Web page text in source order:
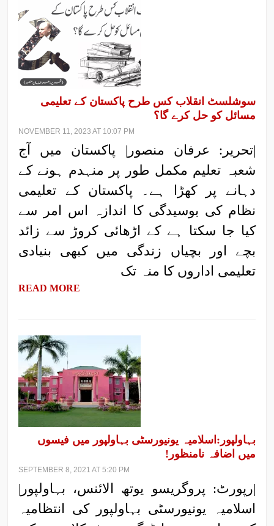
سوشلسٹ انقلاب کس طرح پاکستان کے تعلیمی
مسائل کو حل کرے گا؟
NOVEMBER 11, 2023 AT 10:07 PM
|تحریر: عرفان منصور| پاکستان میں آج
شعبہ تعلیم مکمل طور پر منہدم ہونے کے
دہانے پر کھڑا ہے۔ پاکستان کے تعلیمی
نظام کی بوسیدگی کا اندازہ اس امر سے
کیا جا سکتا ہے کے اڑھائی کروڑ سے زائد
بچے اور بچیاں زندگی میں کبھی بنیادی
تعلیمی اداروں کا منہ تک
READ MORE
بہاولپور:اسلامیہ یونیورسٹی بہاولپور میں فیسوں
میں اضافہ نامنظور!
SEPTEMBER 8, 2021 AT 5:20 PM
|رپورٹ: پروگریسو یوتھ الائنس، بہاولپور|
اسلامیہ یونیورسٹی بہاولپور کی انتظامیہ